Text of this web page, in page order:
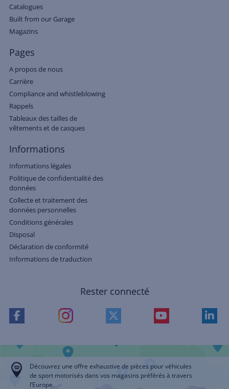
Catalogues
Built from our Garage
Magazins
Pages
A propos de nous
Carrière
Compliance and whistleblowing
Rappels
Tableaux des tailles de
vêtements et de casques
Informations
Informations légales
Politique de confidentialité des
données
Collecte et traitement des
données personnelles
Conditions générales
Disposal
Déclaration de conformité
Informations de traduction
Rester connecté
Découvrez une offre exhaustive de pièces pour véhicules
de sport motorisés dans vos magasins préférés à travers
l’Europe.